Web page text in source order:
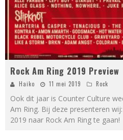
Rock Am Ring 2019 Preview
Haiko 11 mei 2019 Rock
Ook dit jaar is Counter Culture
Am Ring. Bij deze presenteren
2019 naar Rock Am Ring te gaan!